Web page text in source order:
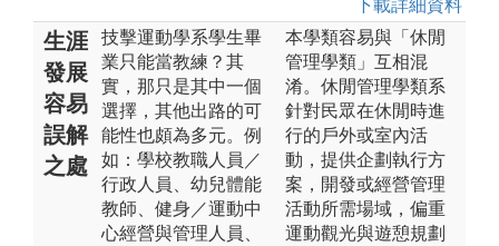
下載詳細資料
生涯
發展
容易
誤解
之處
技擊運動學系學生畢
業只能當教練？其
實，那只是其中一個
選擇，其他出路的可
能性也頗為多元。例
如：學校教職人員／
行政人員、幼兒體能
教師、健身／運動中
心經營與管理人員、
本學類容易與「休閒
管理學類」互相混
淆。休閒管理學類系
針對民眾在休閒時進
行的戶外或室內活
動，提供企劃執行方
案，開發或經營管理
活動所需場域，偏重
運動觀光與遊憩規劃